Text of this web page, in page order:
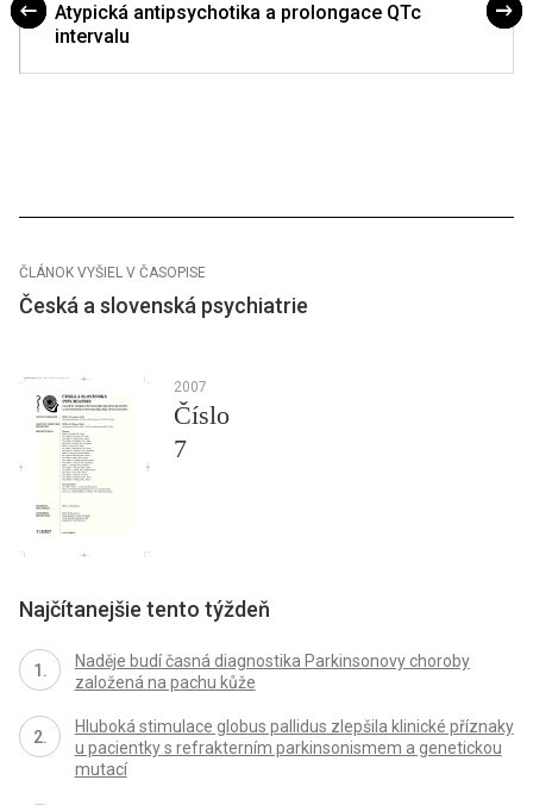
Atypická antipsychotika a prolongace QTc
intervalu
ČLÁNOK VYŠIEL V ČASOPISE
Česká a slovenská psychiatrie
2007
Číslo
7
Najčítanejšie tento týždeň
Naděje budí časná diagnostika Parkinsonovy choroby
založená na pachu kůže
Hluboká stimulace globus pallidus zlepšila klinické příznaky
u pacientky s refrakterním parkinsonismem a genetickou
mutací